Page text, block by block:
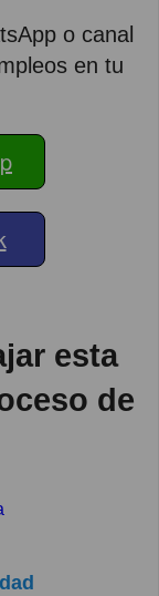
o canal
en tu
esta
de